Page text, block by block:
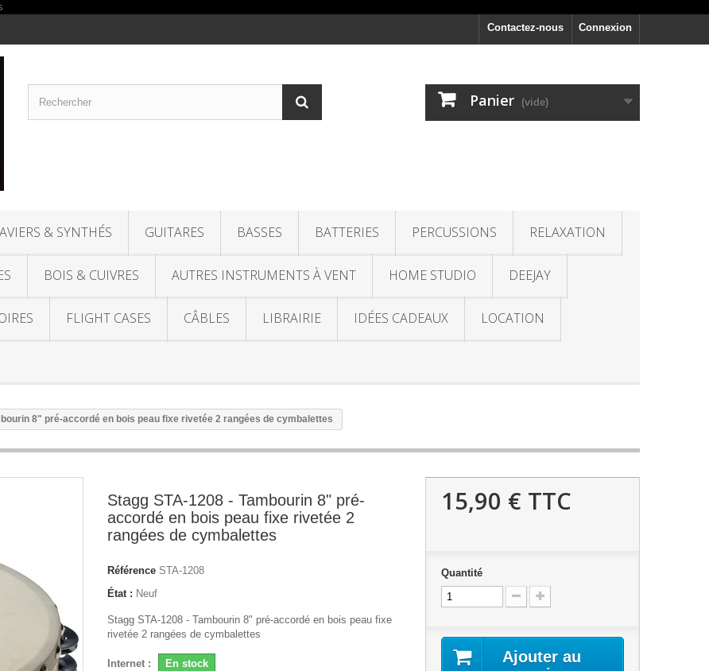
Connexion
Contactez-nous
Panier (vide)
& SYNTHÉS GUITARES BASSES BATTERIES PERCUSSIONS RELAXATION
BOIS & CUIVRES AUTRES INSTRUMENTS À VENT HOME STUDIO DEEJAY
FLIGHT CASES CÂBLES LIBRAIRIE IDÉES CADEAUX LOCATION
8" pré-accordé en bois peau fixe rivetée 2 rangées de cymbalettes
Stagg STA-1208 - Tambourin 8" pré-
accordé en bois peau fixe rivetée 2
rangées de cymbalettes
Référence STA-1208
État : Neuf
Stagg STA-1208 - Tambourin 8" pré-accordé en bois peau fixe
rivetée 2 rangées de cymbalettes
Internet : En stock
15,90 € TTC
Quantité
Ajouter au